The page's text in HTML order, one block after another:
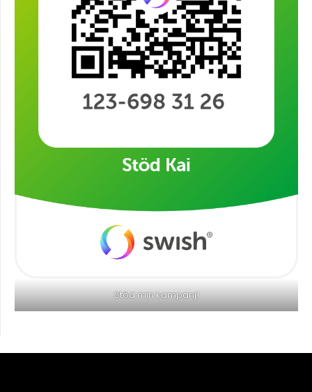
Stöd min kampanj!